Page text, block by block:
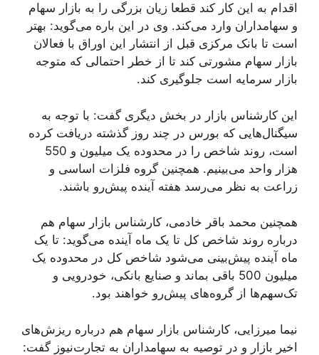
اقدام به این کار کند قطعا زیان بزرگی را به بازار سهام
و سهامداران وارد می‌کند. وی در این باره می‌گوید: بهتر
است تا بانک مرکزی قبل از انتشار این اوراق با فعالان
بازار سهام مشورتی کند تا از خطر احتمالی که متوجه
بازار سرمایه است جلوگیری کند.
این کارشناس بازار در بخش دیگری گفت: با توجه به
سیگنال‌هایی که بورس در چند روز گذشته دریافت کرده
است، روند شاخص را در محدوده یک میلیون و 550
هزار واحد می‌بینیم. همچنین گروه فلزات اساسی و
زراعت به نظر می‌رسد هفته آینده پیش‌رو باشند.
همچنین محمد باقر خادمی، کارشناس بازار سهام هم
درباره روند شاخص کل تا یک ماه آینده می‌گوید: تا یک
ماه آینده پیش‌بینی می‌شود شاخص کل در محدوده یک
میلیون 500 باقی بماند و صنایع بانکی، خودرویی و
تک‌سهم‌ها از گروه‌های پیش‌رو خواهند بود.
نیما میرزایی، کارشناس بازار سهام هم درباره ریزش‌های
اخیر بازار و در توصیه به سهامداران به تجارت‌نیوز گفت: